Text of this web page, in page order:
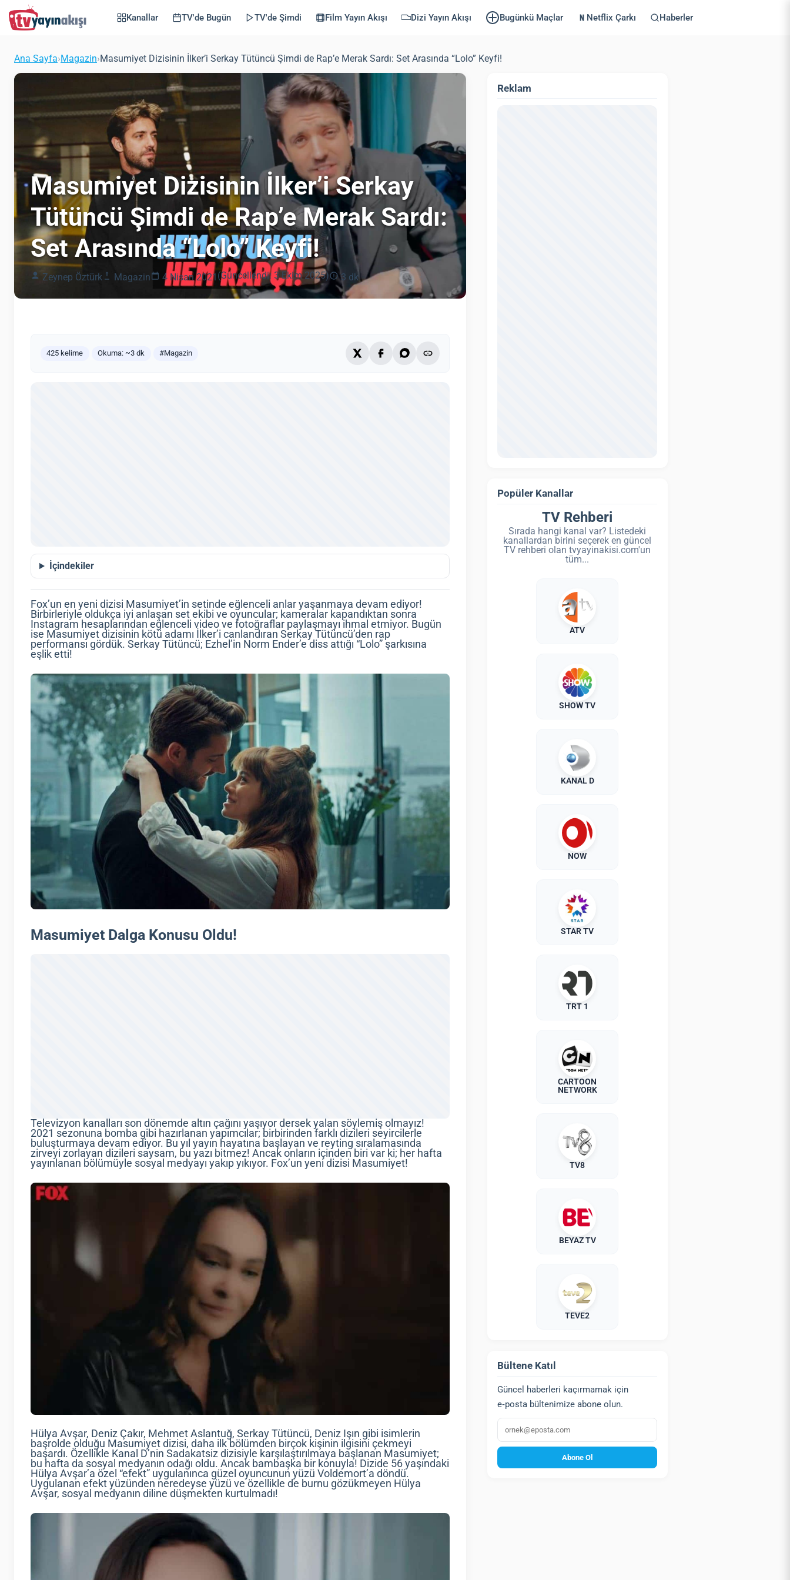
Kanallar TV'de Bugün TV'de Şimdi Film Yayın Akışı Dizi Yayın Akışı Bugünkü Maçlar Netflix Çarkı Haberler
Ana Sayfa›Magazin›Masumiyet Dizisinin İlker’i Serkay Tütüncü Şimdi de Rap’e Merak Sardı: Set Arasında “Lolo” Keyfi!
Masumiyet Dizisinin İlker’i Serkay
Tütüncü Şimdi de Rap’e Merak Sardı:
Set Arasında “Lolo” Keyfi!
Zeynep Öztürk Magazin 4 Nisan 2021 (Güncellendi: 3 Ekim 2025) 3 dk
425 kelime Okuma: ~3 dk #Magazin
İçindekiler
Fox’un en yeni dizisi Masumiyet’in setinde eğlenceli anlar yaşanmaya devam ediyor!
Birbirleriyle oldukça iyi anlaşan set ekibi ve oyuncular; kameralar kapandıktan sonra
Instagram hesaplarından eğlenceli video ve fotoğraflar paylaşmayı ihmal etmiyor. Bugün
ise Masumiyet dizisinin kötü adamı İlker’i canlandıran Serkay Tütüncü’den rap
performansı gördük. Serkay Tütüncü; Ezhel’in Norm Ender’e diss attığı “Lolo” şarkısına
eşlik etti!
Masumiyet Dalga Konusu Oldu!
Televizyon kanalları son dönemde altın çağını yaşıyor dersek yalan söylemiş olmayız!
2021 sezonuna bomba gibi hazırlanan yapımcılar; birbirinden farklı dizileri seyircilerle
buluşturmaya devam ediyor. Bu yıl yayın hayatına başlayan ve reyting sıralamasında
zirveyi zorlayan dizileri saysam, bu yazı bitmez! Ancak onların içinden biri var ki; her hafta
yayınlanan bölümüyle sosyal medyayı yakıp yıkıyor. Fox’un yeni dizisi Masumiyet!
Hülya Avşar, Deniz Çakır, Mehmet Aslantuğ, Serkay Tütüncü, Deniz Işın gibi isimlerin
başrolde olduğu Masumiyet dizisi, daha ilk bölümden birçok kişinin ilgisini çekmeyi
başardı. Özellikle Kanal D’nin Sadakatsiz dizisiyle karşılaştırılmaya başlanan Masumiyet;
bu hafta da sosyal medyanın odağı oldu. Ancak bambaşka bir konuyla! Dizide 56 yaşındaki
Hülya Avşar’a özel “efekt” uygulanınca güzel oyuncunun yüzü Voldemort’a döndü.
Uygulanan efekt yüzünden neredeyse yüzü ve özellikle de burnu gözükmeyen Hülya
Avşar, sosyal medyanın diline düşmekten kurtulmadı!
Reklam
Popüler Kanallar
TV Rehberi
Sırada hangi kanal var? Listedeki
kanallardan birini seçerek en güncel
TV rehberi olan tvyayinakisi.com'un
tüm...
ATV
SHOW TV
KANAL D
NOW
STAR TV
TRT 1
CARTOON
NETWORK
TV8
BEYAZ TV
TEVE2
Bültene Katıl
Güncel haberleri kaçırmamak için
e‑posta bültenimize abone olun.
E‑posta
Abone Ol